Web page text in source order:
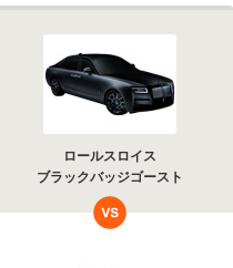
ロールスロイス
ブラックバッジゴースト